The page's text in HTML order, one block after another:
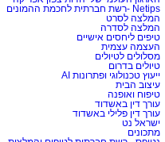
Netips -רשת חברתית לחכמת ההמונים
המלצה לסרט
המלצה לסדרה
טיפים ליחסים אישיים
העצמה עצמית
מסלולים לטיולים
טיולים בדרום
ייעוץ טכנולוגי ופתרונות AI
עיצוב הבית
טיפוח ואופנה
עורך דין באשדוד
עורך דין פלילי באשדוד
ישראל נט
מתכונים